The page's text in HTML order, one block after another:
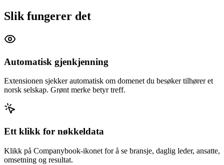
Slik fungerer det
Automatisk gjenkjenning
Extensionen sjekker automatisk om domenet du besøker tilhører et
norsk selskap. Grønt merke betyr treff.
Ett klikk for nøkkeldata
Klikk på Companybook-ikonet for å se bransje, daglig leder, ansatte,
omsetning og resultat.